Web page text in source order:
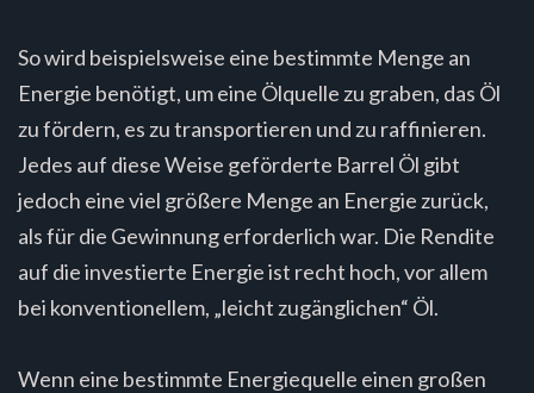
So wird beispielsweise eine bestimmte Menge an
Energie benötigt, um eine Ölquelle zu graben, das Öl
zu fördern, es zu transportieren und zu raffinieren.
Jedes auf diese Weise geförderte Barrel Öl gibt
jedoch eine viel größere Menge an Energie zurück,
als für die Gewinnung erforderlich war. Die Rendite
auf die investierte Energie ist recht hoch, vor allem
bei konventionellem, „leicht zugänglichen“ Öl.
Wenn eine bestimmte Energiequelle einen großen